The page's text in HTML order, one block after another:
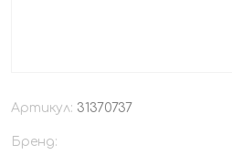
Артикул: 31370737
Бренд: